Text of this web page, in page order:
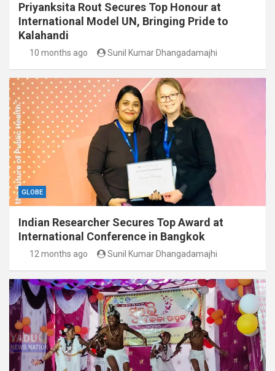
Priyanksita Rout Secures Top Honour at
International Model UN, Bringing Pride to
Kalahandi
10 months ago Sunil Kumar Dhangadamajhi
GLOBE
Indian Researcher Secures Top Award at
International Conference in Bangkok
12 months ago Sunil Kumar Dhangadamajhi